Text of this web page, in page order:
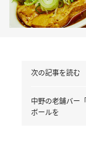
次の記事を読む
中野の老舗バー
ボールを